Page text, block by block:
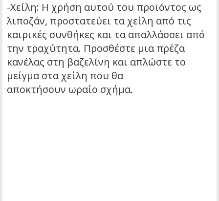
-Χείλη: Η χρήση αυτού του προϊόντος ως
λιποζάν, προστατεύει τα χείλη από τις
καιρικές συνθήκες και τα απαλλάσσει από
την τραχύτητα. Προσθέστε μια πρέζα
κανέλας στη βαζελίνη και απλώστε το
μείγμα στα χείλη που θα
αποκτήσουν ωραίο σχήμα.